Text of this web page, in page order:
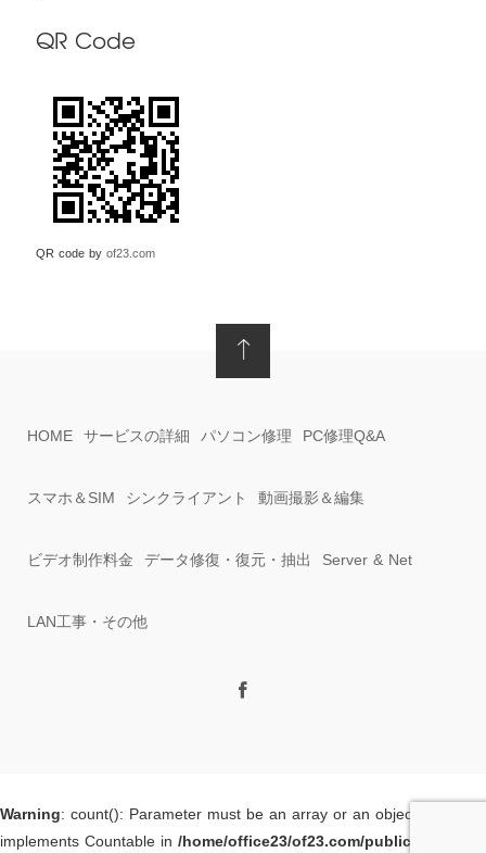
QR Code
QR code by of23.com
HOME サービスの詳細 パソコン修理 PC修理Q&A
スマホ＆SIM シンクライアント 動画撮影＆編集
ビデオ制作料金 データ修復・復元・抽出 Server & Net
LAN工事・その他
Warning: count(): Parameter must be an array or an object that
implements Countable in /home/office23/of23.com/public_html/wp-